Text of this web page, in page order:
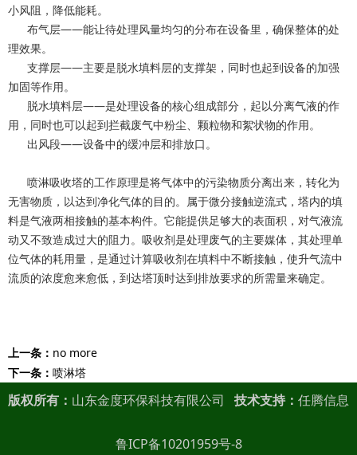
小风阻，降低能耗。
布气层——能让待处理风量均匀的分布在设备里，确保整体的处
理效果。
支撑层——主要是脱水填料层的支撑架，同时也起到设备的加强
加固等作用。
脱水填料层——是处理设备的核心组成部分，起以分离气液的作
用，同时也可以起到拦截废气中粉尘、颗粒物和絮状物的作用。
出风段——设备中的缓冲层和排放口。
喷淋吸收塔的工作原理是将气体中的污染物质分离出来，转化为
无害物质，以达到净化气体的目的。属于微分接触逆流式，塔内的填
料是气液两相接触的基本构件。它能提供足够大的表面积，对气液流
动又不致造成过大的阻力。吸收剂是处理废气的主要媒体，其处理单
位气体的耗用量，是通过计算吸收剂在填料中不断接触，使升气流中
流质的浓度愈来愈低，到达塔顶时达到排放要求的所需量来确定。
上一条： no more
下一条： 喷淋塔
版权所有： 山东金度环保科技有限公司 技术支持：任腾信息
鲁ICP备10201959号-8